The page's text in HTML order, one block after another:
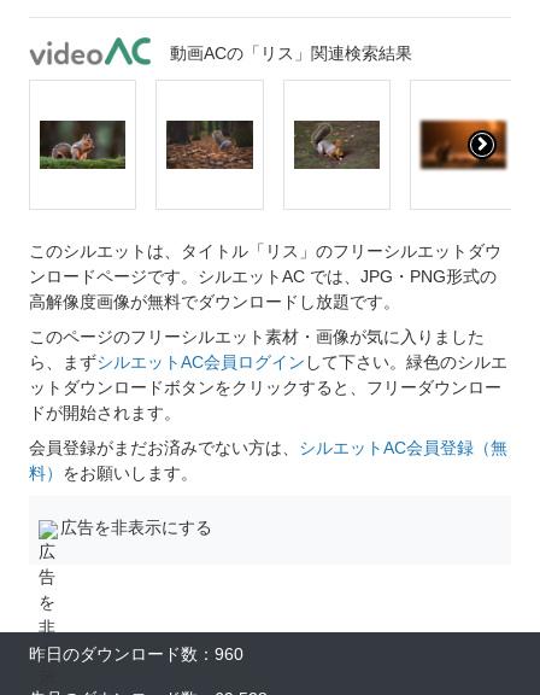
動画ACの「リス」関連検索結果
このシルエットは、タイトル「リス」のフリーシルエットダウ
ンロードページです。シルエットAC では、JPG・PNG形式の
高解像度画像が無料でダウンロードし放題です。
このページのフリーシルエット素材・画像が気に入りました
ら、まずシルエットAC会員ログイン して下さい。緑色のシルエ
ットダウンロードボタンをクリックすると、フリーダウンロー
ドが開始されます。
会員登録がまだお済みでない方は、 シルエットAC会員登録（無
料） をお願いします。
広告を非表示にする
昨日のダウンロード数：960